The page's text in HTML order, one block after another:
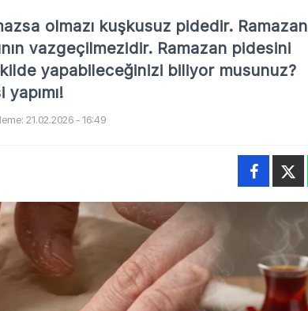
olmazı kuşkusuz pidedir. Ramazan
vazgeçilmezidir. Ramazan pidesini
yapabileceğinizi biliyor musunuz?
21.02.2026 - 16:49